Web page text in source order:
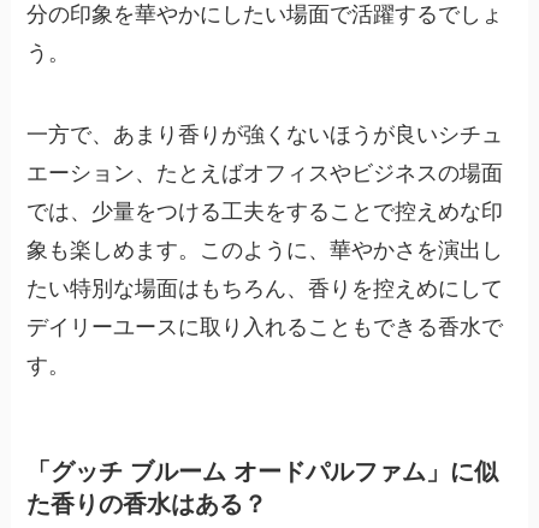
分の印象を華やかにしたい場面で活躍するでしょ
う。
一方で、あまり香りが強くないほうが良いシチュ
エーション、たとえばオフィスやビジネスの場面
では、少量をつける工夫をすることで控えめな印
象も楽しめます。このように、華やかさを演出し
たい特別な場面はもちろん、香りを控えめにして
デイリーユースに取り入れることもできる香水で
す。
「グッチ ブルーム オードパルファム」に似
た香りの香水はある？